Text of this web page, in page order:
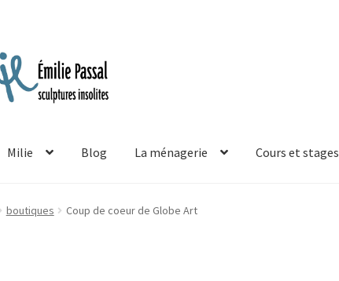
Milie Blog La ménagerie Cours et stages
boutiques Coup de coeur de Globe Art